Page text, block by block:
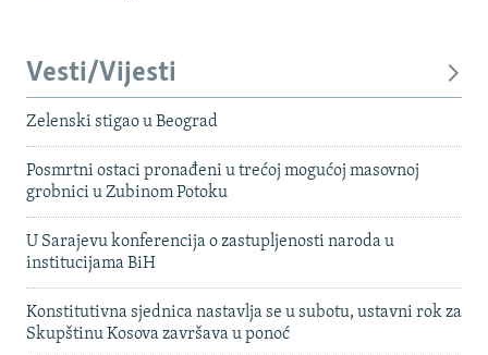
Vesti/Vijesti
Zelenski stigao u Beograd
Posmrtni ostaci pronađeni u trećoj mogućoj masovnoj
grobnici u Zubinom Potoku
U Sarajevu konferencija o zastupljenosti naroda u
institucijama BiH
Konstitutivna sjednica nastavlja se u subotu, ustavni rok za
Skupštinu Kosova završava u ponoć